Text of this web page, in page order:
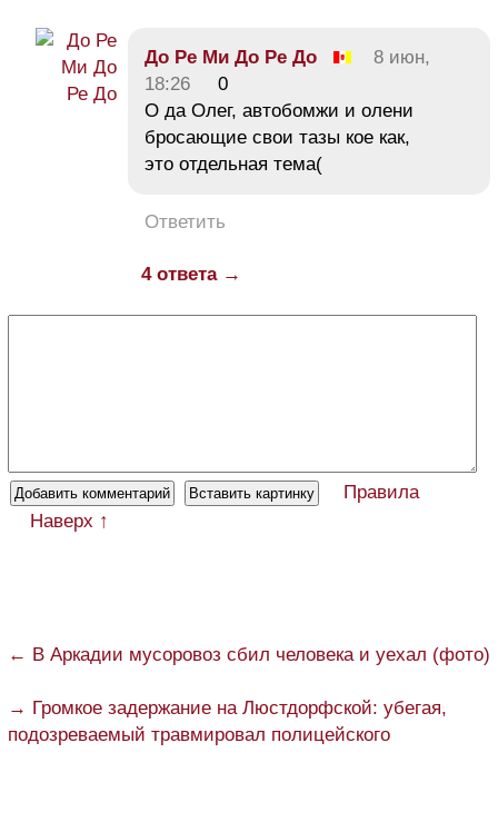
До Ре Ми До Ре До
8 июн,
18:26
0
О да Олег, автобомжи и олени
бросающие свои тазы кое как,
это отдельная тема(
Ответить
4 ответа →
Правила
Наверх ↑
← В Аркадии мусоровоз сбил человека и уехал (фото)
→ Громкое задержание на Люстдорфской: убегая,
подозреваемый травмировал полицейского